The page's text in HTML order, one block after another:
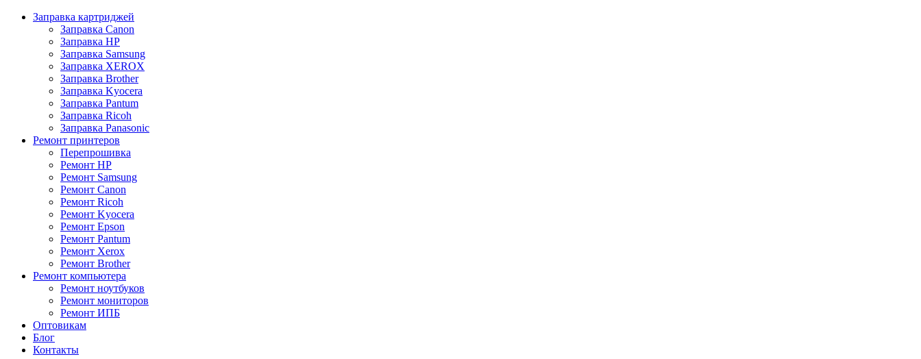
Заправка картриджей
Заправка Canon
Заправка HP
Заправка Samsung
Заправка XEROX
Заправка Brother
Заправка Kyocera
Заправка Pantum
Заправка Ricoh
Заправка Panasonic
Ремонт принтеров
Перепрошивка
Ремонт HP
Ремонт Samsung
Ремонт Canon
Ремонт Ricoh
Ремонт Kyocera
Ремонт Epson
Ремонт Pantum
Ремонт Xerox
Ремонт Brother
Ремонт компьютера
Ремонт ноутбуков
Ремонт мониторов
Ремонт ИПБ
Оптовикам
Блог
Контакты